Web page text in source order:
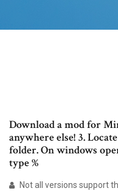
Download a mod for
anywhere else! 3.
folder. On windows
type %
Not all versions support